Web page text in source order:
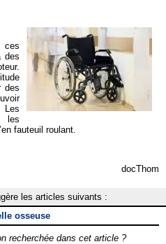
des
des
les
fauteuil roulant.
docThom
les articles suivants :
osseuse
recherchée dans cet article ?